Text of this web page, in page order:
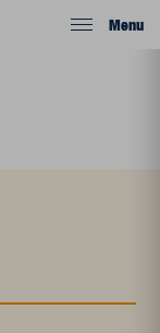
Menu